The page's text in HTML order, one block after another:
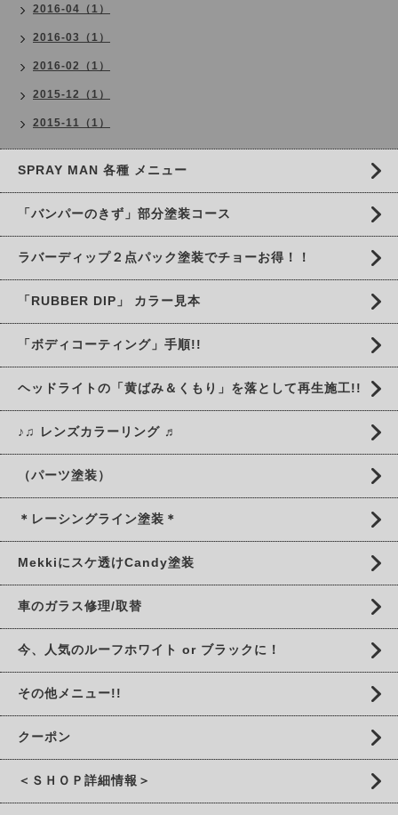
2016-04（1）
2016-03（1）
2016-02（1）
2015-12（1）
2015-11（1）
SPRAY MAN 各種 メニュー
「バンパーのきず」部分塗装コース
ラバーディップ２点パック塗装でチョーお得！！
「RUBBER DIP」 カラー見本
「ボディコーティング」手順!!
ヘッドライトの「黄ばみ＆くもり」を落として再生施工!!
♪♫ レンズカラーリング ♬
（パーツ塗装）
＊レーシングライン塗装＊
Mekkiにスケ透けCandy塗装
車のガラス修理/取替
今、人気のルーフホワイト or ブラックに！
その他メニュー!!
クーポン
＜ＳＨＯＰ詳細情報＞